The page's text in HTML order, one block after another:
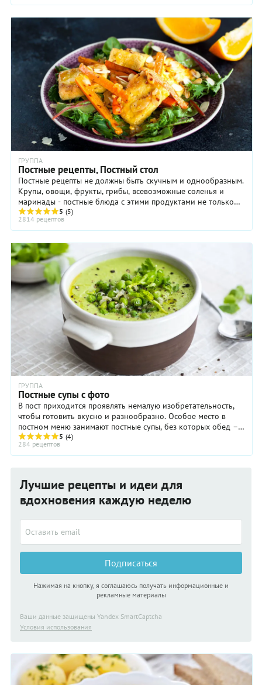
ГРУППА
Постные рецепты, Постный стол
Постные рецепты не должны быть скучным и однообразным.
Крупы, овощи, фрукты, грибы, всевозможные соленья и
маринады - постные блюда с этими продуктами не только
очень вкусны, но еще и полезны ...
5 (5)
2814 рецептов
ГРУППА
Постные супы с фото
В пост приходится проявлять немалую изобретательность,
чтобы готовить вкусно и разнообразно. Особое место в
постном меню занимают постные супы, без которых обед –
не обед. Употребление рыбы во время ...
5 (4)
284 рецептов
Лучшие рецепты и идеи для
вдохновения каждую неделю
Подписаться
Нажимая на кнопку, я соглашаюсь получать информационные и
рекламные материалы
Ваши данные защищены Yandex SmartCaptcha
Условия использования